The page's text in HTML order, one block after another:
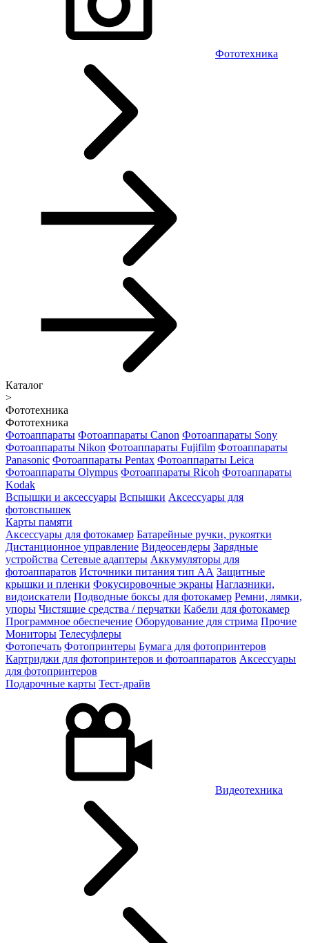
Фототехника
Каталог
>
Фототехника
Фототехника
Фотоаппараты Фотоаппараты Canon Фотоаппараты Sony
Фотоаппараты Nikon Фотоаппараты Fujifilm Фотоаппараты
Panasonic Фотоаппараты Pentax Фотоаппараты Leica
Фотоаппараты Olympus Фотоаппараты Ricoh Фотоаппараты
Kodak
Вспышки и аксессуары Вспышки Аксессуары для
фотовспышек
Карты памяти
Аксессуары для фотокамер Батарейные ручки, рукоятки
Дистанционное управление Видеосендеры Зарядные
устройства Сетевые адаптеры Аккумуляторы для
фотоаппаратов Источники питания тип АА Защитные
крышки и пленки Фокусировочные экраны Наглазники,
видоискатели Подводные боксы для фотокамер Ремни, лямки,
упоры Чистящие средства / перчатки Кабели для фотокамер
Программное обеспечение Оборудование для стрима Прочие
Мониторы Телесуфлеры
Фотопечать Фотопринтеры Бумага для фотопринтеров
Картриджи для фотопринтеров и фотоаппаратов Аксессуары
для фотопринтеров
Подарочные карты Тест-драйв
Видеотехника